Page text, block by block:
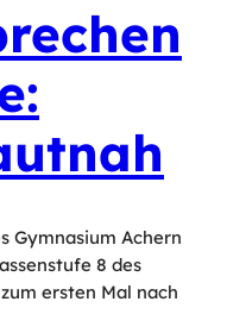
Gymnasium Achern
8 des
ersten Mal nach